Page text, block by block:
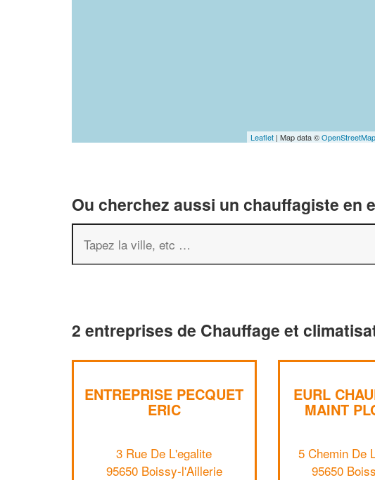
Leaflet | Map data ©
Ou cherchez aussi un chauffagiste
2 entreprises de Chauffage et
ENTREPRISE PECQUET
ERIC
3 Rue De L'egalite
95650 Boissy-l'Aillerie
EURL
MAINT
5 Chemin De
95650